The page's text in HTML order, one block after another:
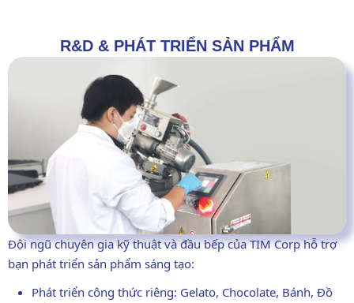
R&D & PHÁT TRIỂN SẢN PHẨM
Đội ngũ chuyên gia kỹ thuật và đầu bếp của TIM Corp hỗ trợ
bạn phát triển sản phẩm sáng tạo:
Phát triển công thức riêng: Gelato, Chocolate, Bánh, Đồ